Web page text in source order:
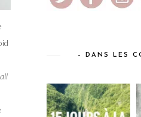
– DANS LES